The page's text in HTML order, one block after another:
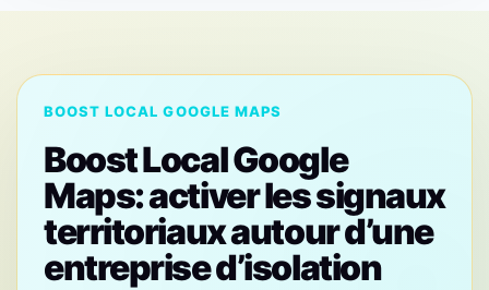
BOOST LOCAL GOOGLE MAPS
Boost Local Google
Maps: activer les signaux
territoriaux autour d’une
entreprise d’isolation